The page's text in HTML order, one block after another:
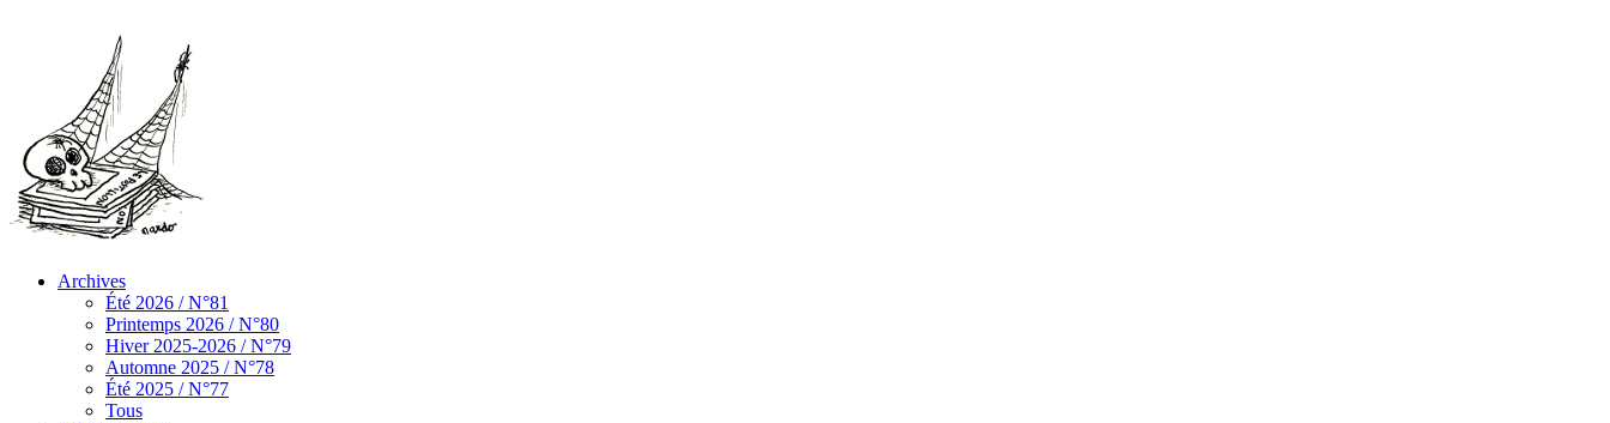
Archives
Été 2026 / N°81
Printemps 2026 / N°80
Hiver 2025-2026 / N°79
Automne 2025 / N°78
Été 2025 / N°77
Tous